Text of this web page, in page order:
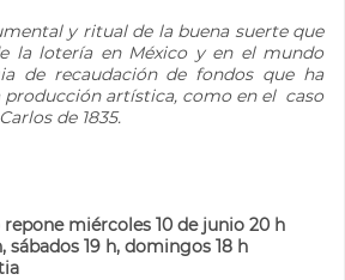
y ritual de la buena suerte que
la lotería en México y en el mundo
de recaudación de fondos que ha
artística, como en el caso
de 1835.
repone miércoles 10 de junio 20 h
sábados 19 h, domingos 18 h